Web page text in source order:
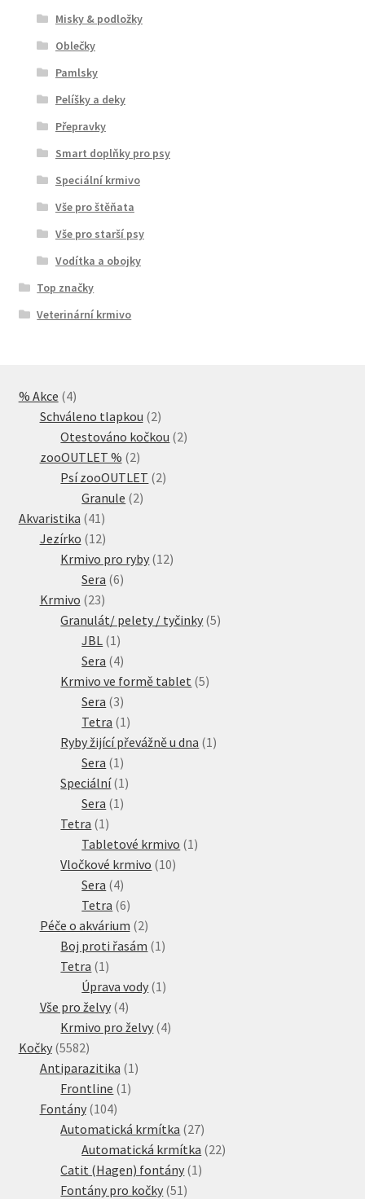
Misky & podložky
Oblečky
Pamlsky
Pelíšky a deky
Přepravky
Smart doplňky pro psy
Speciální krmivo
Vše pro štěňata
Vše pro starší psy
Vodítka a obojky
Top značky
Veterinární krmivo
% Akce 44
produkty
Schváleno tlapkou 22
produkty
Otestováno kočkou 22
zooOUTLET % 22
produkty
Psí zooOUTLET 22
Granule 22
Akvaristika 41 41
produktů
Jezírko 1212
produktů
Krmivo pro ryby 1212
Sera 66
Krmivo 2323
produktů
Granulát/ pelety / tyčinky 55
JBL 1 1
produkt
Sera 44
produkty
Krmivo ve formě tablet 55
Sera 33
produkty
Tetra 1 1
produkt
Ryby žijící převážně u dna 1 1
Sera 1 1
produkt
Speciální 1 1
Sera 1 1
Tetra 1 1
produkt
Tabletové krmivo 1 1
Vločkové krmivo 1010
Sera 44
produkty
Tetra 66
produktů
Péče o akvárium 22
produkty
Boj proti řasám 1 1
Tetra 1 1
produkt
Úprava vody 1 1
Vše pro želvy 44
produkty
Krmivo pro želvy 44
Kočky 55825582
produktů
Antiparazitika 1 1
Frontline 1 1
Fontány 104104
produktů
Automatická krmítka 2727
produktů
Automatická krmítka 2222
Catit (Hagen) fontány 1 1
Fontány pro kočky 51 51